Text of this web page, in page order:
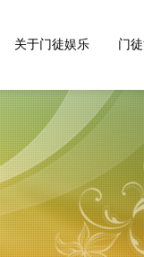
关于门徒娱乐 门